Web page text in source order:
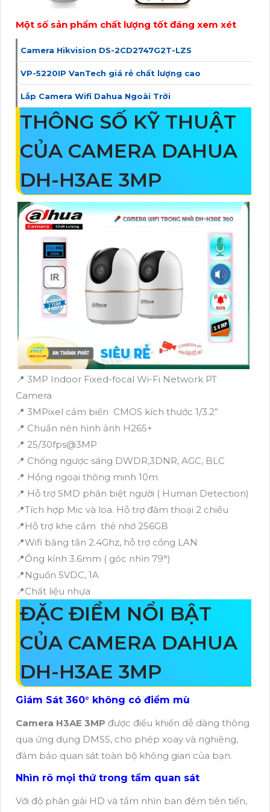
Một số sản phẩm chất lượng tốt đáng xem xét
Camera Hikvision DS-2CD2747G2T-LZS
VP-5220IP VanTech giá rẻ chất lượng cao
Lắp Camera Wifi Dahua Ngoài Trời
THÔNG SỐ KỸ THUẬT
CỦA CAMERA DAHUA
DH-H3AE 3MP
📍 3MP Indoor Fixed-focal Wi-Fi Network PT
Camera
📍 3MPixel cảm biến CMOS kích thước 1/3.2”
📍 Chuẩn nén hình ảnh H265+
📍 25/30fps@3MP
📍 Chống ngược sáng DWDR,3DNR, AGC, BLC
📍 Hồng ngoại thông minh 10m
📍 Hỗ trợ SMD phân biệt người ( Human Detection)
📍Tích hợp Mic và loa. Hỗ trợ đàm thoại 2 chiều
📍Hỗ trợ khe cắm thẻ nhớ 256GB
📍Wifi băng tần 2.4Ghz, hỗ trợ cổng LAN
📍Ống kính 3.6mm ( góc nhìn 79°)
📍Nguồn 5VDC, 1A
📍Chất liệu nhựa
ĐẶC ĐIỂM NỔI BẬT
CỦA CAMERA DAHUA
DH-H3AE 3MP
Giám Sát 360° không có điểm mù
Camera H3AE 3MP được điều khiển dễ dàng thông
qua ứng dụng DMSS, cho phép xoay và nghiêng,
đảm bảo quan sát toàn bộ không gian của bạn.
Nhìn rõ mọi thứ trong tầm quan sát
Với độ phân giải HD và tầm nhìn ban đêm tiên tiến,